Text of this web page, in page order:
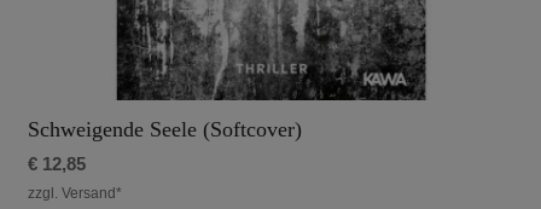
Schweigende Seele (Softcover)
€12,85
zzgl. Versand*